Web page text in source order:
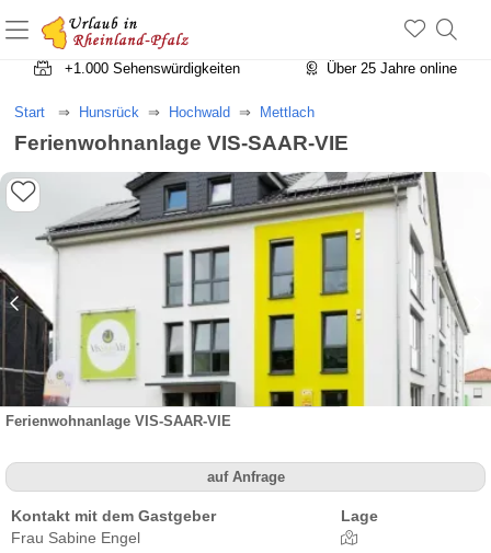
+1.500 Unterkünfte in Rheinland-Pfalz
+1.000 Sehenswürdigkeiten
Über 25 Jahre online
Start Hunsrück Hochwald Mettlach
Ferienwohnanlage VIS-SAAR-VIE
Ferienwohnanlage VIS-SAAR-VIE
auf Anfrage
Kontakt mit dem Gastgeber
Frau Sabine Engel
Lage